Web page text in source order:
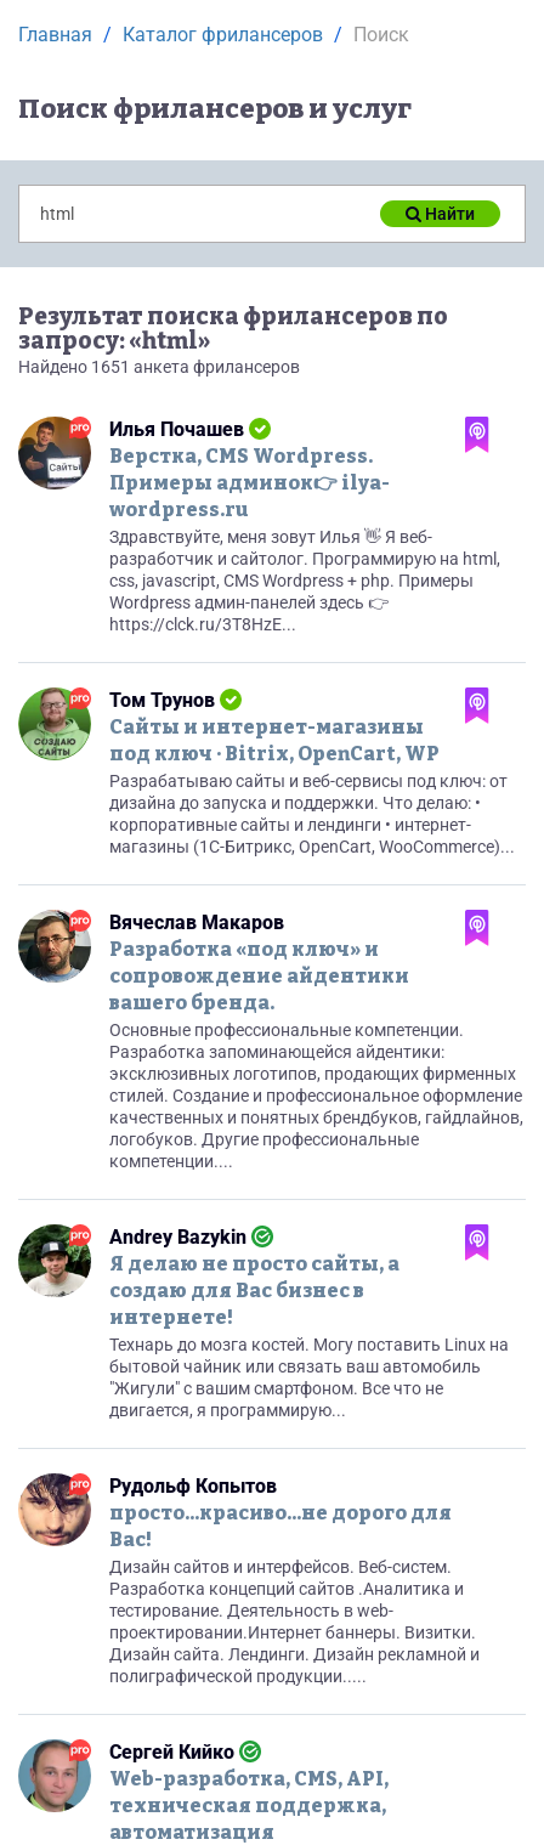
Главная Каталог фрилансеров Поиск
Поиск фрилансеров и услуг
Найти
Результат поиска фрилансеров по
запросу: «html»
Найдено 1651 анкета фрилансеров
Илья Почашев
Верстка, CMS Wordpress.
Примеры админок👉 ilya-
wordpress.ru
Здpaвcтвуйтe, мeня зовут Илья 👋 Я веб-
разработчик и сайтолог. Программирую на html,
css, javascript, CMS Wordpress + php. Примеры
Wordpress админ-панелей здесь 👉
https://clck.ru/3T8HzE...
Том Трунов
Сайты и интернет-магазины
под ключ · Bitrix, OpenCart, WP
Разрабатываю сайты и веб-сервисы под ключ: от
дизайна до запуска и поддержки. Что делаю: •
корпоративные сайты и лендинги • интернет-
магазины (1C-Битрикс, OpenCart, WooCommerce)...
Вячеслав Макаров
Разработка «под ключ» и
сопровождение айдентики
вашего бренда.
Основные профессиональные компетенции.
Разработка запоминающейся айдентики:
эксклюзивных логотипов, продающих фирменных
стилей. Создание и профессиональноe оформление
качественных и понятных брендбуков, гайдлайнов,
логобуков. Другие профессиональные
компетенции....
Andrey Bazykin
Я делаю не просто сайты, а
создаю для Вас бизнес в
интернете!
Технарь до мозга костей. Могу поставить Linux на
бытовой чайник или связать ваш автомобиль
"Жигули" с вашим смартфоном. Все что не
двигается, я программирую...
Рудольф Копытов
просто...красиво...не дорого для
Вас!
Дизайн сайтов и интерфейсов. Веб-систем.
Разработка концепций сайтов .Аналитика и
тестирование. Деятельность в web-
проектировании.Интернет баннеры. Визитки.
Дизайн сайта. Лендинги. Дизайн рекламной и
полиграфической продукции.....
Сергей Кийко
Web-разработка, CMS, API,
техническая поддержка,
автоматизация